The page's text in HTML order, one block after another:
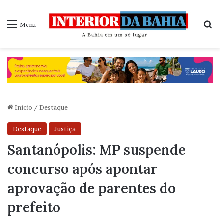
Menu
Início / Destaque
Destaque Justiça
Santanópolis: MP suspende
concurso após apontar
aprovação de parentes do
prefeito